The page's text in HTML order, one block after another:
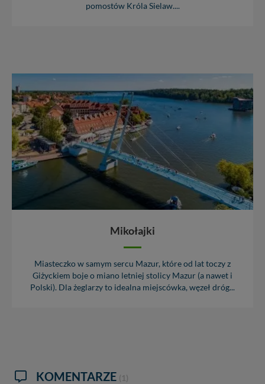
pomostów Króla Sielaw....
Mikołajki
Miasteczko w samym sercu Mazur, które od lat toczy z
Giżyckiem boje o miano letniej stolicy Mazur (a nawet i
Polski). Dla żeglarzy to idealna miejscówka, węzeł dróg...
KOMENTARZE (1)